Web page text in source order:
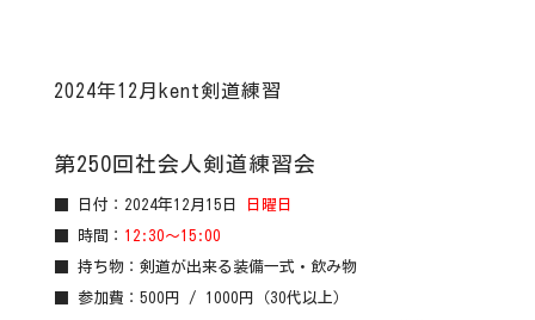
2024年12月kent剣道練習
第250回社会人剣道練習会
■ 日付：2024年12月15日
日曜日
■ 時間： 12:30〜15:00
■ 持ち物：剣道が出来る装備一式・飲み物
■ 参加費：500円 / 1000円（30代以上）